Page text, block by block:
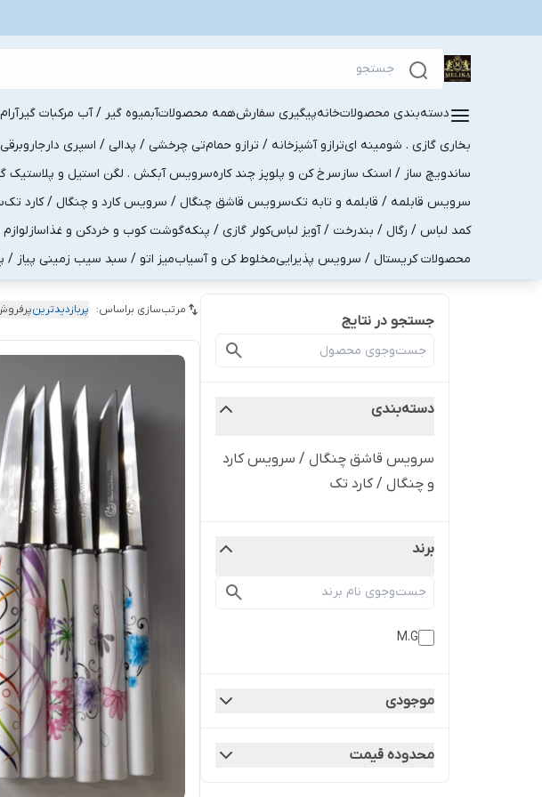
دسته‌بندی محصولاتخانهپیگیری سفارشهمه محصولاتآبمیوه گیر / آب مرکبات گیر
بخاری گازی . شومینه ایترازو آشپزخانه / ترازو حمامتی چرخشی / پدالی / اسپری دار
ساندویچ ساز / اسنک سازسرخ کن و پلوپز چند کارهسرویس آبکش . لگن استیل و پلاستیک گرد /
سرویس قابلمه / قابلمه و تابه تکسرویس قاشق چنگال / سرویس کارد و چنگال / کارد تک
کمد لباس / رگال / بندرخت / آویز لباسکولر گازی / پنکهگوشت کوب و خردکن و غذاساز
محصولات کریستال / سرویس پذیراییمخلوط کن و آسیابمیز اتو / سبد سیب زمینی پیاز /
جستجو در نتایج
دسته‌بندی
سرویس قاشق چنگال / سرویس کارد
و چنگال / کارد تک
برند
M.G
موجودی
محدوده قیمت
مرتب‌سازی براساس: پربازدیدترین